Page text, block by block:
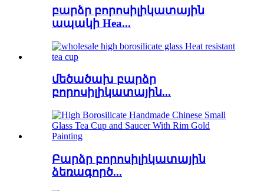
բարձր բորոսիլիկատային
ապակի Hea...
մեծածախ բարձր
բորոսիլիկատային...
Բարձր բորոսիլիկատային
ձեռագործ...